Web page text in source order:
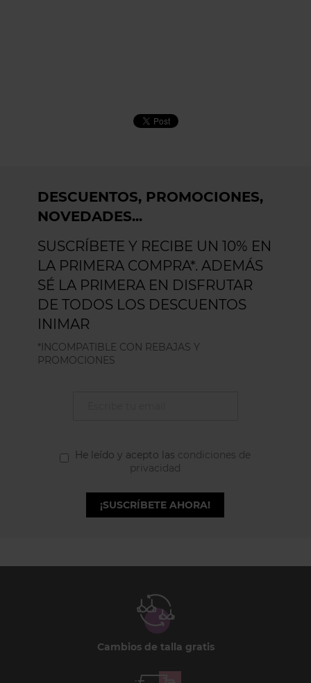
DESCUENTOS, PROMOCIONES,
NOVEDADES...
SUSCRÍBETE Y RECIBE UN 10% EN
LA PRIMERA COMPRA*. ADEMÁS
SÉ LA PRIMERA EN DISFRUTAR
DE TODOS LOS DESCUENTOS
INIMAR
*INCOMPATIBLE CON REBAJAS Y
PROMOCIONES
He leído y acepto las condiciones de
privacidad
¡SUSCRÍBETE AHORA!
Cambios de talla gratis